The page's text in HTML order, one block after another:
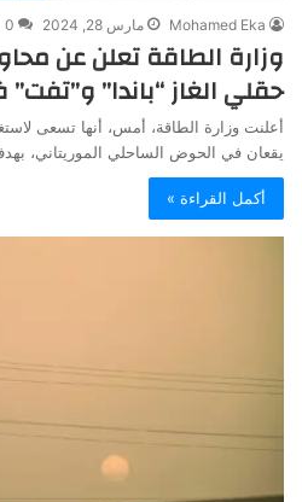
Mohamed Eka مارس 28, 2024 0
وزارة الطاقة تعلن عن
حقلي الغاز “باندا”
أعلنت وزارة الطاقة، أمس، أنها تسعى
يقعان في الحوض الساحلي الموريتاني،
أكمل القراءة »